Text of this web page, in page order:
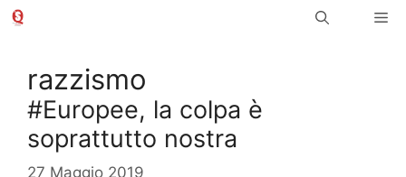
Vai
razzismo
#Europee, la colpa è
soprattutto nostra
27 Maggio 2019